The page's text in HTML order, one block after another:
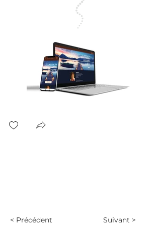
< Précédent Suivant >